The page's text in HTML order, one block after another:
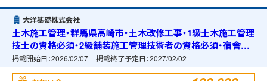
大洋基礎株式会社
土木施工管理・群馬県高崎市・土木改修工事・1級土木施工管理
技士の資格必須・2級舗装施工管理技術者の資格必須・宿舎の
準備可能
掲載開始日：2026/02/07 掲載終了予定日：2027/02/02